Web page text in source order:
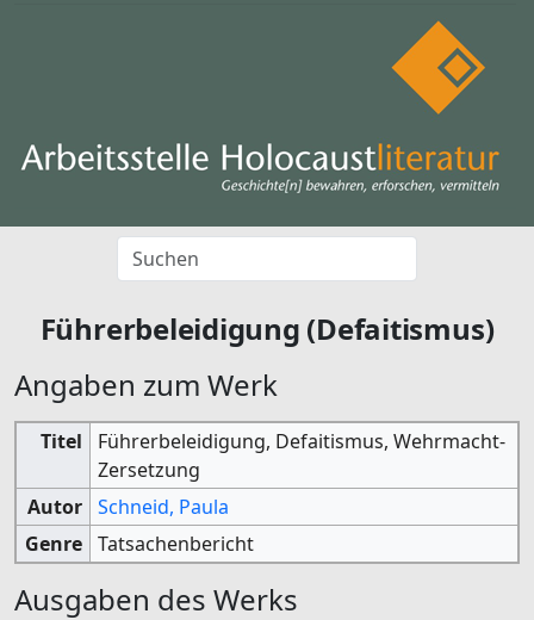
Führerbeleidigung (Defaitismus)
Angaben zum Werk
Titel
Führerbeleidigung, Defaitismus, Wehrmacht-
Zersetzung
Autor
Schneid, Paula
Genre
Tatsachenbericht
Ausgaben des Werks